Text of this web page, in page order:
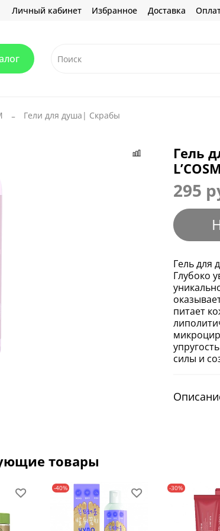
Личный кабинет Избранное Доставка
Гели для душа| Скрабы
Гель
295
Гель для
Глубоко
питает
силы и
товары
-40% -30%